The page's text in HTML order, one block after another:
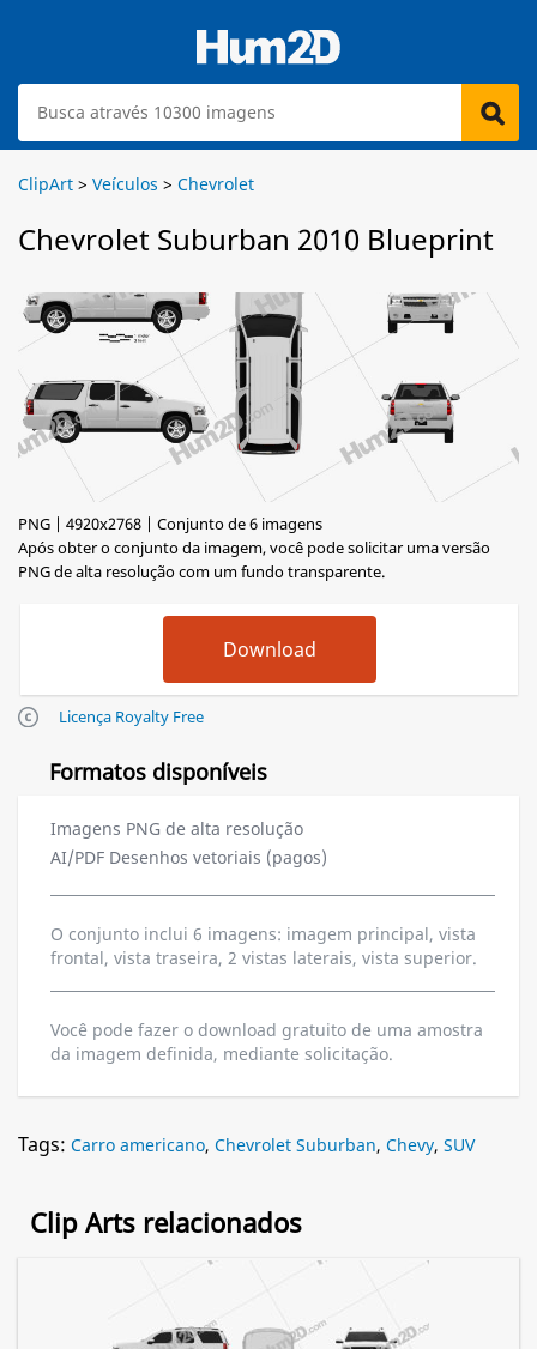
ClipArt > Veículos > Chevrolet
Chevrolet Suburban 2010 Blueprint
PNG | 4920x2768 | Conjunto de 6 imagens
Após obter o conjunto da imagem, você pode solicitar uma versão
PNG de alta resolução com um fundo transparente.
Licença Royalty Free
Formatos disponíveis
Imagens PNG de alta resolução
AI/PDF Desenhos vetoriais (pagos)
O conjunto inclui 6 imagens: imagem principal, vista
frontal, vista traseira, 2 vistas laterais, vista superior.
Você pode fazer o download gratuito de uma amostra
da imagem definida, mediante solicitação.
Tags: Carro americano, Chevrolet Suburban, Chevy, SUV
Clip Arts relacionados